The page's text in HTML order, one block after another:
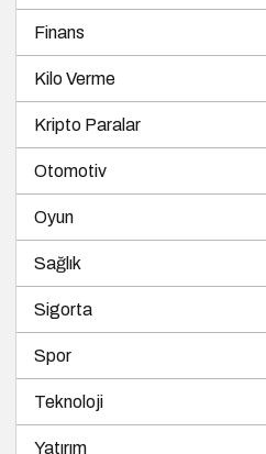
Finans
Kilo Verme
Kripto Paralar
Otomotiv
Oyun
Sağlık
Sigorta
Spor
Teknoloji
Yatırım